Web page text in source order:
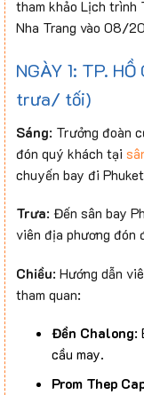
tham khảo Lịch trình
Nha Trang vào 08/
NGÀY 1: TP.
trưa/ tối)
Sáng: Trưởng đoàn
đón quý khách tại
chuyến bay đi
Trưa: Đến sân bay
viên địa phương đón
Chiều: Hướng dẫn
tham quan:
Đền Chalong:
cầu may.
Prom Thep